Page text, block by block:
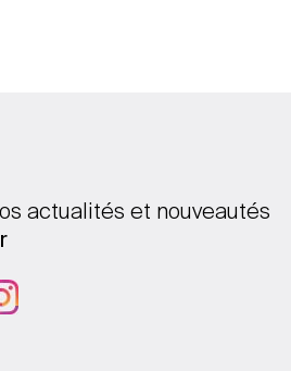
actualités et nouveautés